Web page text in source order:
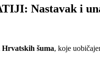
Nastavak i
šuma, koje